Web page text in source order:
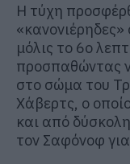
Η τύχη
μόλις το 6ο
προσπαθώντας
στο σώμα του
Χάβερτς, ο
και από
τον Σαφόνοφ